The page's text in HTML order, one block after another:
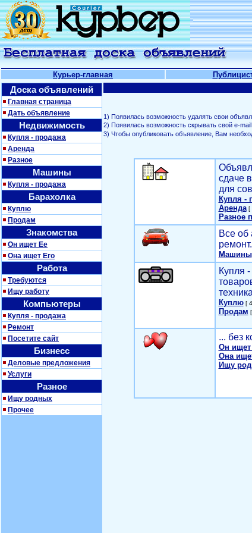
Курьер-главная
Доска объявлений
Главная страница
Дать объявление
Недвижимость
Купля - продажа
Аренда
Разное
Машины
Купля - продажа
Барахолка
Куплю
Продам
Знакомства
Он ищет Ее
Она ищет Его
Работа
Требуются
Ищу работу
Компьютеры
Купля - продажа
Ремонт
Посетите сайт
Бизнесс
Деловые предложения
Услуги
Разное
Ищу родных
Прочее
1) Появилась возможность удалять свои
2) Появилась возможность скрывать свой е-
3) Чтобы опубликовать объявление, Вам
сдаче
для
Купля -
Аренда[
Разное
Все об
ремонт.
Машины
Купля
Куплю[
Продам
... без
Он ищет
Она
Ищу